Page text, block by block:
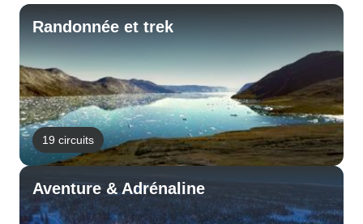
Randonnée et trek
19 circuits
Aventure & Adrénaline